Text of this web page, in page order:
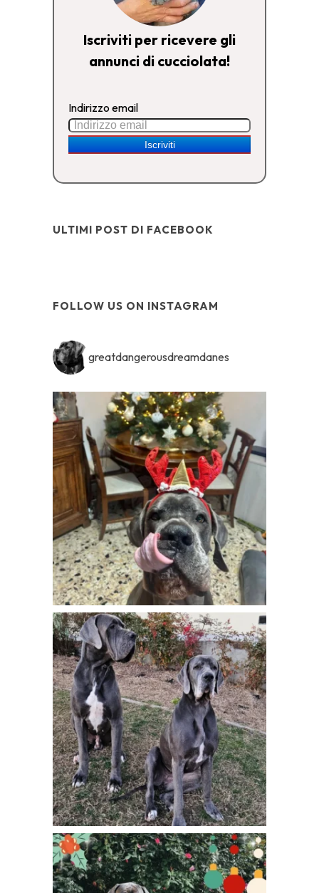
Iscriviti per ricevere gli
annunci di cucciolata!
Indirizzo email
ULTIMI POST DI FACEBOOK
FOLLOW US ON INSTAGRAM
greatdangerousdreamdanes